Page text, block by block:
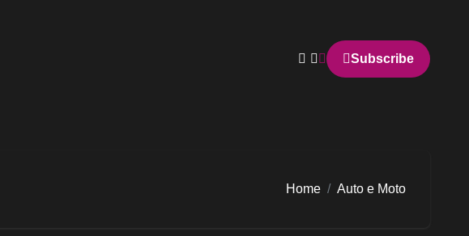
Subscribe
Home Auto e Moto